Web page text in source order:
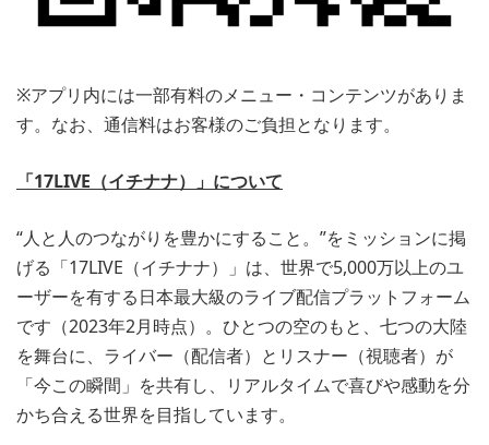
※アプリ内には一部有料のメニュー・コンテンツがありま
す。なお、通信料はお客様のご負担となります。
「17LIVE（イチナナ）」について
“人と人のつながりを豊かにすること。”をミッションに掲
げる「17LIVE（イチナナ）」は、世界で5,000万以上のユ
ーザーを有する日本最大級のライブ配信プラットフォーム
です（2023年2月時点）。ひとつの空のもと、七つの大陸
を舞台に、ライバー（配信者）とリスナー（視聴者）が
「今この瞬間」を共有し、リアルタイムで喜びや感動を分
かち合える世界を目指しています。